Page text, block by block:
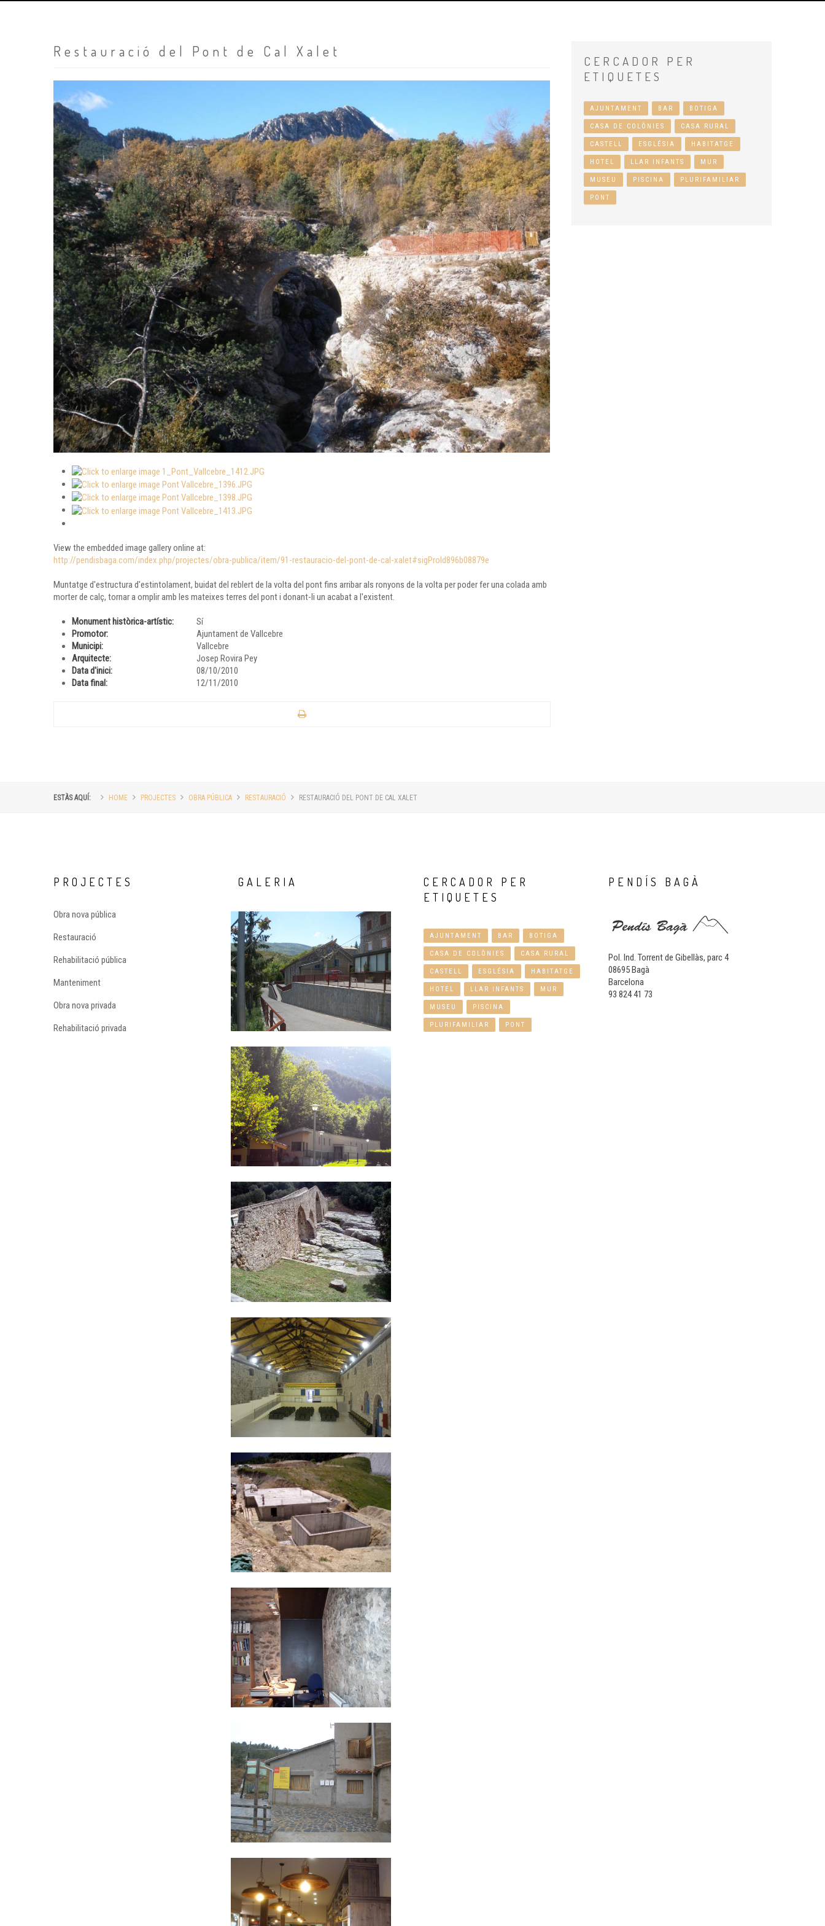
Restauració del Pont de Cal Xalet
View the embedded image gallery online at:
http://pendisbaga.com/index.php/projectes/obra-publica/item/91-restauracio-del-pont-de-cal-xalet#sigProId896b08879e
Muntatge d'estructura d'estintolament, buidat del reblert de la volta del pont fins arribar als ronyons de la volta per poder fer una colada amb
morter de calç, tornar a omplir amb les mateixes terres del pont i donant-li un acabat a l'existent.
Monument històrica-artístic:
Sí
Promotor:
Ajuntament de Vallcebre
Municipi:
Vallcebre
Arquitecte:
Josep Rovira Pey
Data d'inici:
08/10/2010
Data final:
12/11/2010
CERCADOR
PER
ETIQUETES
AJUNTAMENT BAR BOTIGA
CASA DE COLÒNIES CASA RURAL
CASTELL ESGLÉSIA HABITATGE
HOTEL LLAR INFANTS MUR
MUSEU PISCINA PLURIFAMILIAR
PONT
ESTÀS AQUÍ: HOME PROJECTES OBRA PÚBLICA RESTAURACIÓ RESTAURACIÓ DEL PONT DE CAL XALET
PROJECTES
Obra nova pública
Restauració
Rehabilitació pública
Manteniment
Obra nova privada
Rehabilitació privada
GALERIA CERCADOR
PER
ETIQUETES
AJUNTAMENT BAR BOTIGA
CASA DE COLÒNIES CASA RURAL
CASTELL ESGLÉSIA HABITATGE
HOTEL LLAR INFANTS MUR
MUSEU PISCINA
PLURIFAMILIAR PONT
PENDÍS BAGÀ
Pol. Ind. Torrent de Gibellàs, parc 4
08695 Bagà
Barcelona
93 824 41 73